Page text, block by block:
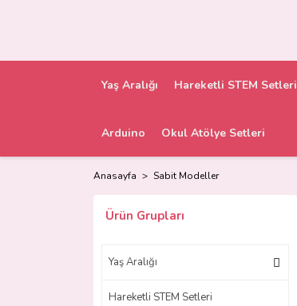
Yaş Aralığı Hareketli STEM Setleri
Arduino Okul Atölye Setleri
Anasayfa Sabit Modeller
Ürün Grupları
Yaş Aralığı
Hareketli STEM Setleri